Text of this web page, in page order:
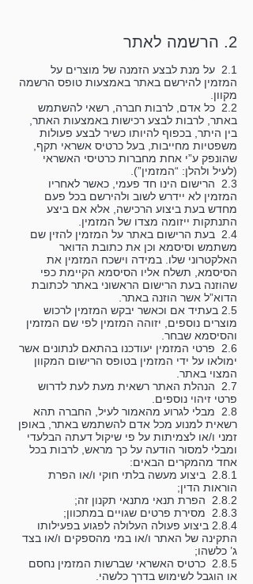
2. הרשמה לאתר
2.1 על מנת לבצע הזמנה של מוצרים על
המזמין להירשם באתר באמצעות טופס הרשמה
מקוון.
2.2 כל אדם, לרבות חברה, רשאי להשתמש
באתר, לרבות לבצע רכישות באמצעות האתר,
בין היתר, בכפוף להיותו כשיר לבצע פעולות
משפטיות מחייבות, בעל כרטיס אשראי תקף,
שהונפק ע”י אחת מחברות כרטיסי האשראי
(לעיל ולהלן: “המזמין”).
2.3 הרישום הינו חד פעמי, כאשר לאחריו
המזמין לא יידרש לשוב ולהירשם בכל פעם
מחדש בעת ביצוע הרכישה, אלא אם ביצע
התנתקות ייזומה מצדו של המזמין.
2.4 בעת הרישום באתר על המזמין להזין שם
משתמש וסיסמא וכן את כתובת הדואר
האלקטרוני שלו. במידה וישכח המזמין את
הסיסמא, תשלח אליו הסיסמא הקיימת כפי
שהוזנה בעת הרישום הראשוני באתר לכתובת
הדוא”ל אשר הוזנה באתר.
2.5 בעתיד אם וכאשר יבקש המזמין לרכוש
מוצרים נוספים, יזוהה המזמין לפי שם המזמין
והסיסמא שבחר.
2.6 פרטי המזמין יעודכנו בהתאם לנתונים אשר
ימולאו על ידי המזמין בטופס הרישום המקוון
המצוי באתר.
2.7 הנהלת האתר רשאית מעת לעת לדרוש
פרטי זיהוי נוספים.
2.8 מבלי לגרוע מהאמור לעיל, החברה תהא
רשאית למנוע מכל אדם להשתמש באתר, באופן
זמני ו/או לצמיתות על פי שיקול דעתה הבלעדי
ומבלי למסור הודעה על כך מראש, לרבות בכל
אחד מהמקרים הבאים:
2.8.1 ביצוע מעשה בלתי חוקי ו/או הפרת
הוראות הדין;
2.8.2 הפרת תנאי מתנאי תקנון זה;
2.8.3 מסירת פרטים שגויים במתכוון;
2.8.4 ביצוע פעולה העלולה לפגוע בפעילותו
התקינה של האתר ו/או במי מהספקים ו/או בצד
ג’ כלשהו;
2.8.5 כרטיס האשראי שברשות המזמין נחסם
או הוגבל לשימוש בדרך כלשהי.